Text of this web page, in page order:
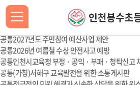
공통제41회 새얼백일장 개최
공통2026 학교폭력 예방 대토론회 관련 사전 설문
공통2027년도 예산편성을 위한 설문조사 실시
공통2027년도 주민참여 예산사업 제안
공통2026년 여름철 수상 안전사고 예방
공통인천시교육청 부정 · 공익 · 부패 · 청탁신고
공통(가칭)서해구 교육발전을 위한 소통게시판